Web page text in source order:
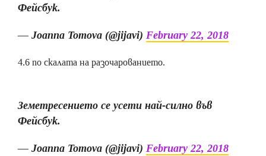
Фейсбук.
— Joanna Tomova (@jijavi) February 22, 2018
4.6 по скалата на разочарованието.
Земетресението се усети най-силно във
Фейсбук.
— Joanna Tomova (@jijavi) February 22, 2018